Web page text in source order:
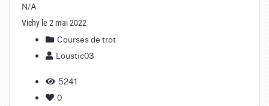
N/A
Vichy le 2 mai 2022
Courses de trot
Loustic03
5241
0